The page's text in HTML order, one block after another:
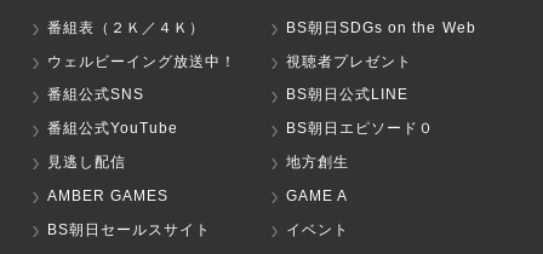
番組表（２Ｋ／４Ｋ）
BS朝日SDGs on the Web
ウェルビーイング放送中！
視聴者プレゼント
番組公式SNS
BS朝日公式LINE
番組公式YouTube
BS朝日エピソード０
見逃し配信
地方創生
AMBER GAMES
GAME A
BS朝日セールスサイト
イベント